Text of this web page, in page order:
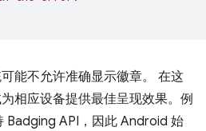
能不允许准确显示徽章。 在这
相应设备提供最佳呈现效果。例
Badging API，因此 Android 始